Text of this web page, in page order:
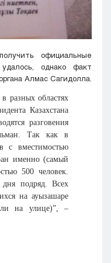
официальные
однако факт
Алмас Сагидолла.
разных областях
Казахстана
разговения
Так как в
с вместимостью
именно (самый
500 человек.
дня подряд. Всех
на ауызашаре
на улице)”, –